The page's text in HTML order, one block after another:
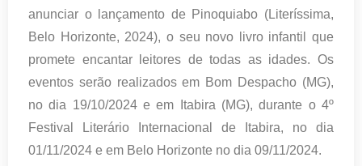
anunciar o lançamento de Pinoquiabo (Literíssima,
Belo Horizonte, 2024), o seu novo livro infantil que
promete encantar leitores de todas as idades. Os
eventos serão realizados em Bom Despacho (MG),
no dia 19/10/2024 e em Itabira (MG), durante o 4º
Festival Literário Internacional de Itabira, no dia
01/11/2024 e em Belo Horizonte no dia 09/11/2024.